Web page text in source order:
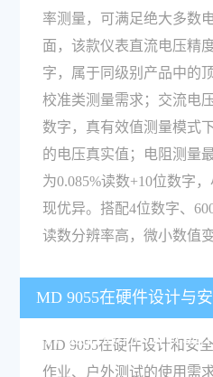
率测量，可满足绝大多数
面，该款仪表直流电压精
字，属于同级别产品中的
校准类测量需求；交流电
数字，真有效值测量模式
的电压真实值；电阻测量
为0.085%读数+10位数字
现优异。搭配4位数字、
读数分辨率高，微小数值
MD 9055在硬件设计与
点，是否适配户外现场
MD 9055在硬件设计和安
作业、户外测试的使用需